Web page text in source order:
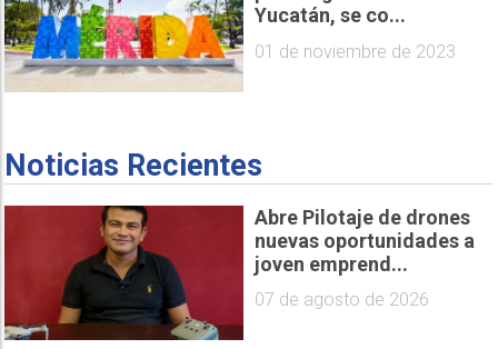
Yucatán, se co...
01 de noviembre de 2023
Noticias Recientes
Abre Pilotaje de drones
nuevas oportunidades a
joven emprend...
07 de agosto de 2026